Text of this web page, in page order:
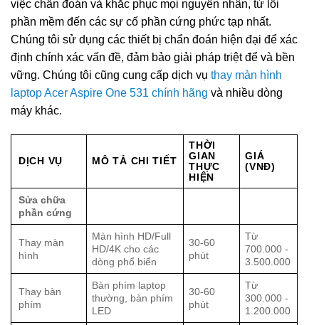
việc chẩn đoán và khắc phục mọi nguyên nhân, từ lỗi
phần mềm đến các sự cố phần cứng phức tạp nhất.
Chúng tôi sử dụng các thiết bị chẩn đoán hiện đại để xác
định chính xác vấn đề, đảm bảo giải pháp triệt để và bền
vững. Chúng tôi cũng cung cấp dịch vụ thay màn hình
laptop Acer Aspire One 531 chính hãng và nhiều dòng
máy khác.
DỊCH VỤ MÔ TẢ CHI TIẾT
THỜI
GIAN
THỰC
HIỆN
GIÁ
(VNĐ)
Sửa chữa
phần cứng
Thay màn
hình
Màn hình HD/Full
HD/4K cho các
dòng phổ biến
30-60
phút
Từ
700.000 -
3.500.000
Thay bàn
phím
Bàn phím laptop
thường, bàn phím
LED
30-60
phút
Từ
300.000 -
1.200.000